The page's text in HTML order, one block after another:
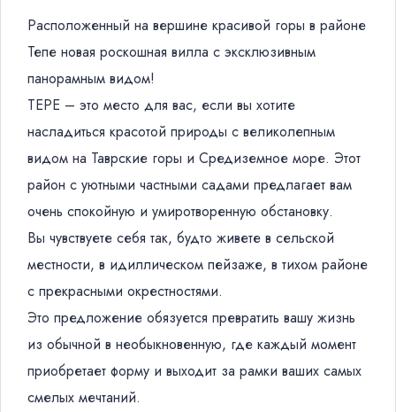
Расположенный на вершине красивой горы в районе
Тепе новая роскошная вилла с эксклюзивным
панорамным видом!
TEPE – это место для вас, если вы хотите
насладиться красотой природы с великолепным
видом на Таврские горы и Средиземное море. Этот
район с уютными частными садами предлагает вам
очень спокойную и умиротворенную обстановку.
Вы чувствуете себя так, будто живете в сельской
местности, в идиллическом пейзаже, в тихом районе
с прекрасными окрестностями.
Это предложение обязуется превратить вашу жизнь
из обычной в необыкновенную, где каждый момент
приобретает форму и выходит за рамки ваших самых
смелых мечтаний.